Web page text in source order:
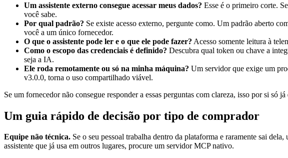
Um assistente externo consegue acessar meus dados? Esse é o primeiro corte.
você sabe.
Por qual padrão? Se existe acesso externo, pergunte como. Um padrão aberto
você a um único fornecedor.
O que o assistente pode ler e o que ele pode fazer? Acesso somente leitura à
Como o escopo das credenciais é definido? Descubra qual token ou chave a
seja a IA.
Ele roda remotamente ou só na minha máquina? Um servidor que exige um
v3.0.0, torna o uso compartilhado viável.
Se um fornecedor não consegue responder a essas perguntas com clareza, isso por si só já
Um guia rápido de decisão por tipo de comprador
Equipe não técnica. Se o seu pessoal trabalha dentro da plataforma e raramente sai
assistente que já usa em outros lugares, procure um servidor MCP nativo.